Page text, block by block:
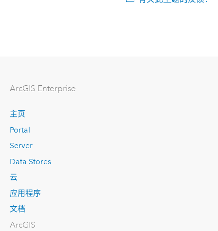
ArcGIS Enterprise
主页
Portal
Server
Data Stores
云
应用程序
文档
ArcGIS